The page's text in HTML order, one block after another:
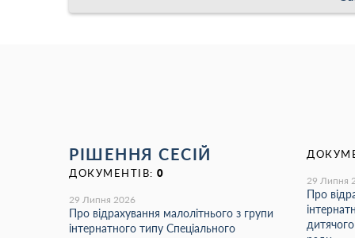
РІШЕННЯ СЕСІЙ
ДОКУМЕНТІВ: 0
29 Липня 2026
Про відрахування малолітнього з групи
інтернатного типу Спеціального
29 Липня
Про